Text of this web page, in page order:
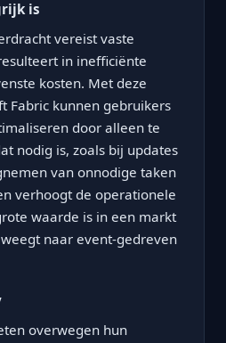
is
vereist vaste
in inefficiënte
kosten. Met deze
Fabric kunnen gebruikers
door alleen te
nodig is, zoals bij updates
van onnodige taken
verhoogt de operationele
waarde is in een markt
naar event-gedreven
overwegen hun